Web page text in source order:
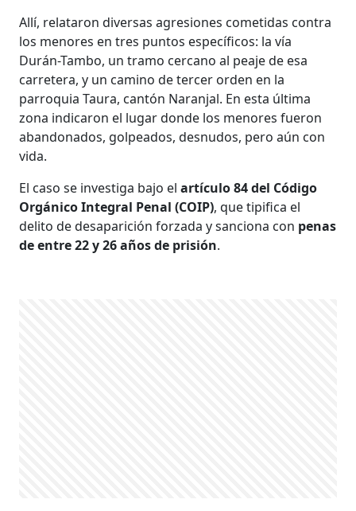
Allí, relataron diversas agresiones cometidas contra
los menores en tres puntos específicos: la vía
Durán-Tambo, un tramo cercano al peaje de esa
carretera, y un camino de tercer orden en la
parroquia Taura, cantón Naranjal. En esta última
zona indicaron el lugar donde los menores fueron
abandonados, golpeados, desnudos, pero aún con
vida.
El caso se investiga bajo elartículo 84 del Código
Orgánico Integral Penal (COIP), que tipifica el
delito de desaparición forzada y sanciona con penas
de entre 22 y 26 años de prisión.